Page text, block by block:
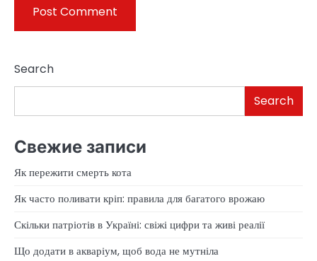
Search
Search
Свежие записи
Як пережити смерть кота
Як часто поливати кріп: правила для багатого врожаю
Скільки патріотів в Україні: свіжі цифри та живі реалії
Що додати в акваріум, щоб вода не мутніла